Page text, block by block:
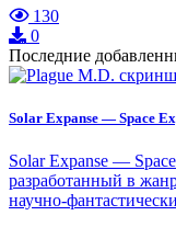
130
0
Последние
Solar Expanse — Space
Solar Expanse —
разработанный в
научно-